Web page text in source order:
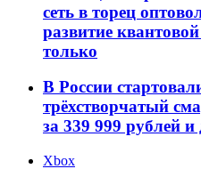
сеть в торец
развитие
только
В России
трёхстворчатый
за 339 999 рублей
Xbox